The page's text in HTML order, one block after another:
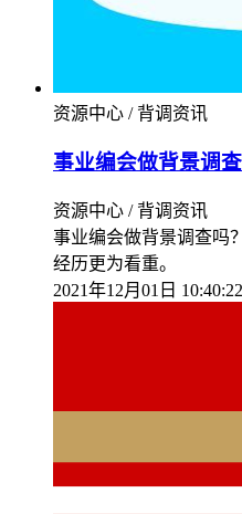
资源中心 / 背调资讯
事业编会做背景调查
资源中心 / 背调资讯
事业编会做背景调查吗
经历更为看重。
2021年12月01日 10:40:22